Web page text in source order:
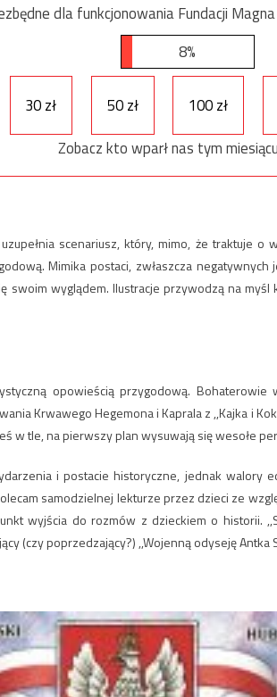
dla funkcjonowania Fundacji
8%
30 zł 50 zł 100 zł
Zobacz kto wparł nas tym
scenariusz, który, mimo, że traktuje o
Mimika postaci, zwłaszcza
swoim wyglądem. Ilustracje przywodzą na
opowieścią przygodową. Bohaterowie
Krwawego Hegemona i Kaprala z ,,Kajka i
w tle, na pierwszy plan wysuwają się wesołe
i postacie historyczne, jednak walory
samodzielnej lekturze przez dzieci ze
wyjścia do rozmów z dzieckiem o historii.
(czy poprzedzający?) ,,Wojenną odyseję Antka